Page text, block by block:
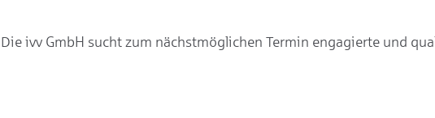
Die ivv GmbH sucht zum nächstmöglichen Termin engagierte und